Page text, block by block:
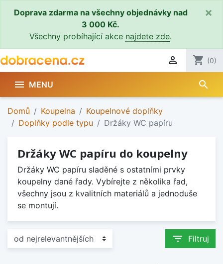
Doprava zdarma na všechny objednávky nad
3 000 Kč.
Všechny probíhající akce najdete zde.
×
 shopping_cart (0)
 MENU search
Domů Koupelna
Koupelnové doplňky
Doplňky podle typu
Držáky WC papíru
Držáky WC papíru do koupelny
Držáky WC papíru sladěné s ostatními prvky
koupelny dané řady. Vybírejte z několika řad,
všechny jsou z kvalitních materiálů a jednoduše
se montují.
filter_list Filtruj